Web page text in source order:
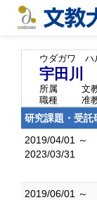
ウダガワ ハ
宇田川
所属
文
職種
准
研究課題・受託
2019/04/01 ～
2023/03/31
2019/06/01 ～